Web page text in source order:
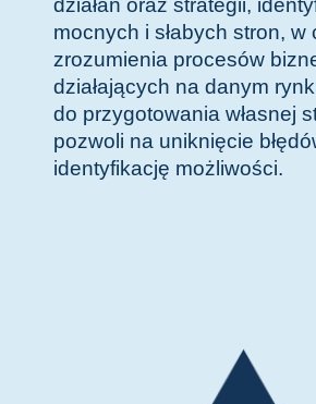
działań oraz strategii,
mocnych i słabych stron, w
zrozumienia procesów
działających na danym
do przygotowania własnej
pozwoli na uniknięcie
identyfikację możliwości.